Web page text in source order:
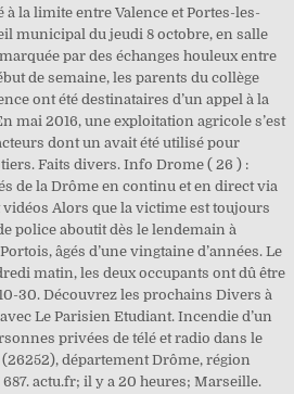
à la limite entre Valence et Portes-les-
municipal du jeudi 8 octobre, en salle
marquée par des échanges houleux entre
de semaine, les parents du collège
ont été destinataires d’un appel à la
mai 2016, une exploitation agricole s’est
dont un avait été utilisé pour
Faits divers. Info Drome ( 26 ) :
de la Drôme en continu et en direct via
Alors que la victime est toujours
police aboutit dès le lendemain à
âgés d’une vingtaine d’années. Le
matin, les deux occupants ont dû être
30. Découvrez les prochains Divers à
Le Parisien Etudiant. Incendie d’un
privées de télé et radio dans le
département Drôme, région
actu.fr; il y a 20 heures; Marseille.